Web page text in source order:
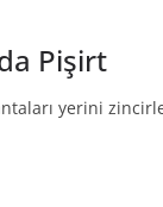
Pişirt
yerini